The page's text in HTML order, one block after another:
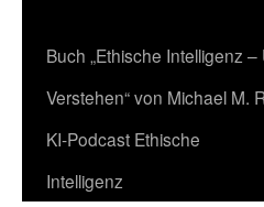
springen
Buch „Ethische Intelligenz
Verstehen“ von Michael M.
KI-Podcast Ethische
Intelligenz